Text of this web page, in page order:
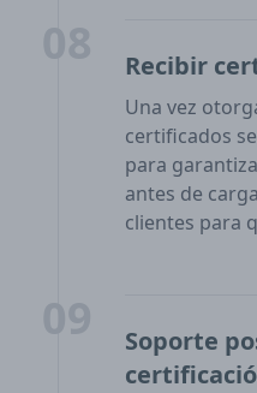
Recibir
Una vez
certificados
para
antes de
clientes para
Soporte